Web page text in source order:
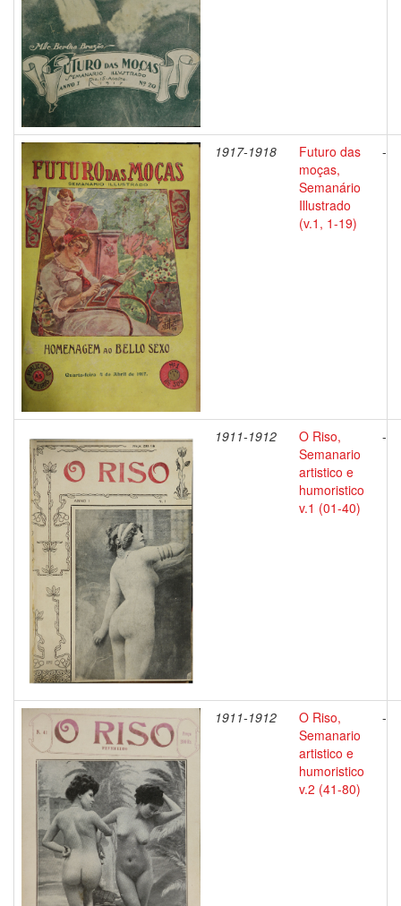
1917-1918
Futuro das
moças,
Semanário
Illustrado
(v.1, 1-19)
-
1911-1912
O Riso,
Semanario
artistico e
humoristico
v.1 (01-40)
-
1911-1912
O Riso,
Semanario
artistico e
humoristico
v.2 (41-80)
-